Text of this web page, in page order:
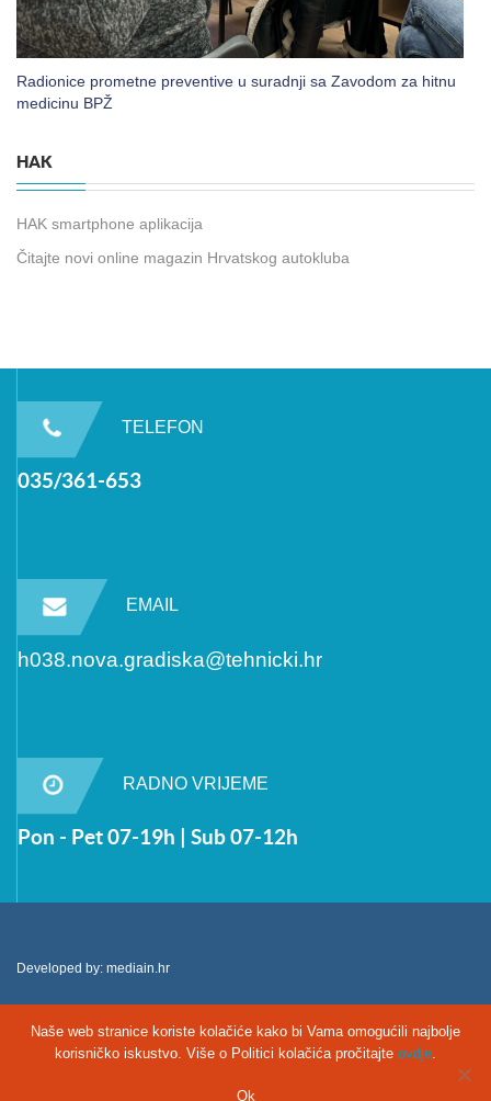
Radionice prometne preventive u suradnji sa Zavodom za hitnu
medicinu BPŽ
HAK
HAK smartphone aplikacija
Čitajte novi online magazin Hrvatskog autokluba
TELEFON
035/361-653
EMAIL
h038.nova.gradiska@tehnicki.hr
RADNO VRIJEME
Pon - Pet 07-19h | Sub 07-12h
Developed by: mediain.hr
Naše web stranice koriste kolačiće kako bi Vama omogućili najbolje
korisničko iskustvo. Više o Politici kolačića pročitajte ovdje.
Ok